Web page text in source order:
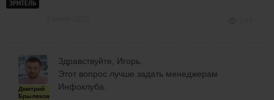
ЗРИТЕЛЬ
Дмитрий
Брыляков
Здравствуйте, Игорь.
Этот вопрос лучше задать менеджерам
Инфоклуба.